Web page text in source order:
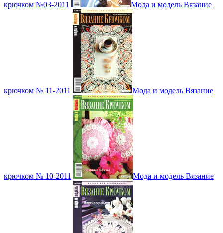
крючком №03-2011 Мода и модель Вязание
крючком № 11-2011 Мода и модель Вязание
крючком № 10-2011 Мода и модель Вязание